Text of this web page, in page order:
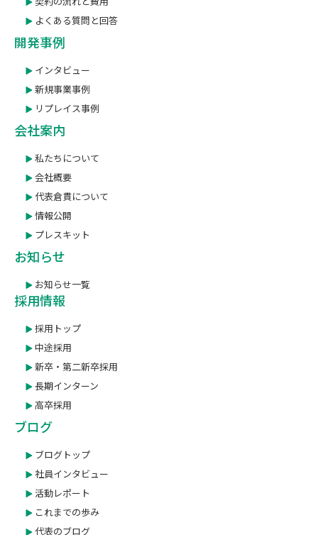
よくある質問と回答
開発事例
インタビュー
新規事業事例
リプレイス事例
会社案内
私たちについて
会社概要
代表倉貫について
情報公開
プレスキット
お知らせ
お知らせ一覧
採用情報
採用トップ
中途採用
新卒・第二新卒採用
長期インターン
高卒採用
ブログ
ブログトップ
社員インタビュー
活動レポート
これまでの歩み
代表のブログ